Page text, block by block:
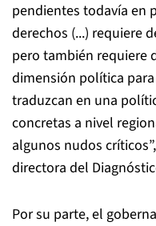
pendientes todavía en
derechos (...) requiere
pero también requiere
dimensión política
traduzcan en una
concretas a nivel
algunos nudos
directora del
Por su parte, el